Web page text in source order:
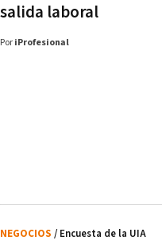
salida laboral
Por iProfesional
NEGOCIOS / Encuesta de la UIA